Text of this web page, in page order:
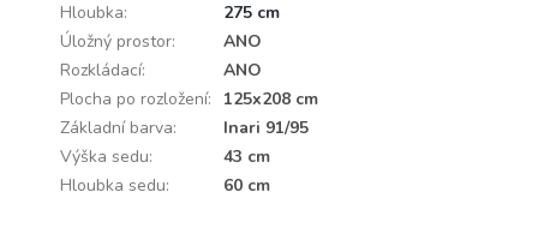
Hloubka:
275 cm
Úložný prostor:
ANO
Rozkládací:
ANO
Plocha po rozložení:
125x208 cm
Základní barva:
Inari 91/95
Výška sedu:
43 cm
Hloubka sedu: 60 cm